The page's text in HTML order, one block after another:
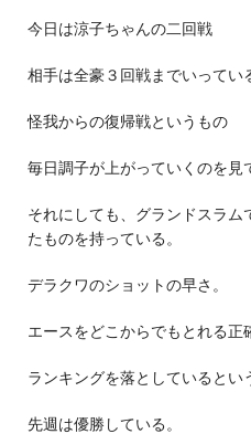
今日は涼子ちゃんの二回戦
相手は全豪３回戦までいってい
怪我からの復帰戦というもの
毎日調子が上がっていくのを見
それにしても、グランドスラ
たものを持っている。
デラクワのショットの早さ。
エースをどこからでもとれる正
ランキングを落としているとい
先週は優勝している。